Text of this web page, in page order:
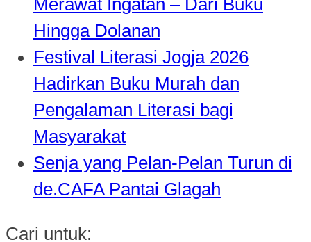
Merawat Ingatan – Dari Buku
Hingga Dolanan
Festival Literasi Jogja 2026
Hadirkan Buku Murah dan
Pengalaman Literasi bagi
Masyarakat
Senja yang Pelan-Pelan Turun di
de.CAFA Pantai Glagah
Cari untuk: